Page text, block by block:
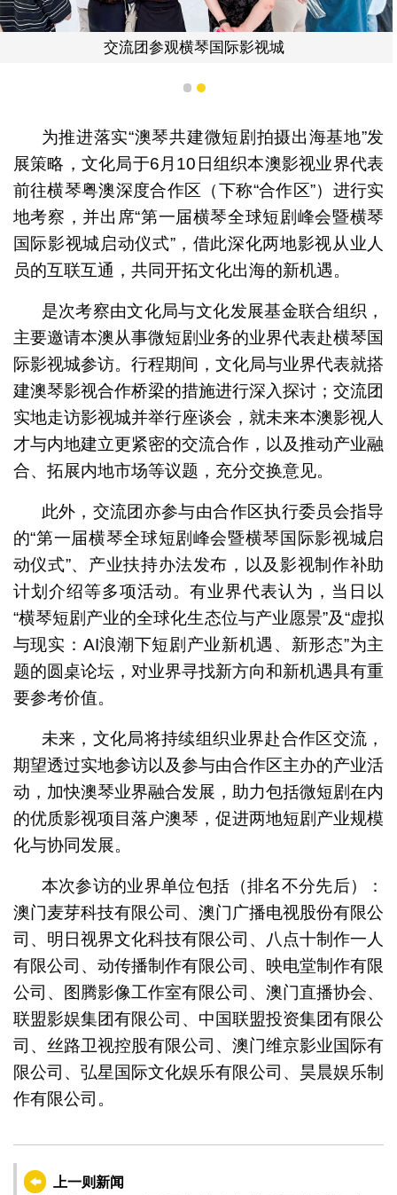
交流团参观横琴国际影视城
1 2
为推进落实“澳琴共建微短剧拍摄出海基地”发
展策略，文化局于6月10日组织本澳影视业界代表
前往横琴粤澳深度合作区（下称“合作区”）进行实
地考察，并出席“第一届横琴全球短剧峰会暨横琴
国际影视城启动仪式”，借此深化两地影视从业人
员的互联互通，共同开拓文化出海的新机遇。
是次考察由文化局与文化发展基金联合组织，
主要邀请本澳从事微短剧业务的业界代表赴横琴国
际影视城参访。行程期间，文化局与业界代表就搭
建澳琴影视合作桥梁的措施进行深入探讨；交流团
实地走访影视城并举行座谈会，就未来本澳影视人
才与内地建立更紧密的交流合作，以及推动产业融
合、拓展内地市场等议题，充分交换意见。
此外，交流团亦参与由合作区执行委员会指导
的“第一届横琴全球短剧峰会暨横琴国际影视城启
动仪式”、产业扶持办法发布，以及影视制作补助
计划介绍等多项活动。有业界代表认为，当日以
“横琴短剧产业的全球化生态位与产业愿景”及“虚拟
与现实：AI浪潮下短剧产业新机遇、新形态”为主
题的圆桌论坛，对业界寻找新方向和新机遇具有重
要参考价值。
未来，文化局将持续组织业界赴合作区交流，
期望透过实地参访以及参与由合作区主办的产业活
动，加快澳琴业界融合发展，助力包括微短剧在内
的优质影视项目落户澳琴，促进两地短剧产业规模
化与协同发展。
本次参访的业界单位包括（排名不分先后）：
澳门麦芽科技有限公司、澳门广播电视股份有限公
司、明日视界文化科技有限公司、八点十制作一人
有限公司、动传播制作有限公司、映电堂制作有限
公司、图腾影像工作室有限公司、澳门直播协会、
联盟影娱集团有限公司、中国联盟投资集团有限公
司、丝路卫视控股有限公司、澳门维京影业国际有
限公司、弘星国际文化娱乐有限公司、昊晨娱乐制
作有限公司。
上一则新闻